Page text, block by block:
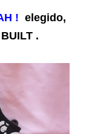
! elegido,
.